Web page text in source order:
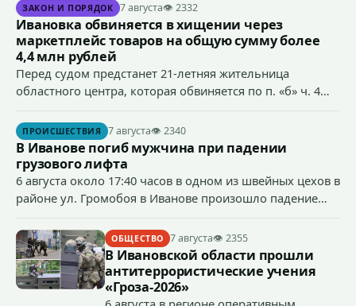
ЗАКОН И ПОРЯДОК 7 августа👁 2332
Ивановка обвиняется в хищении через
маркетплейс товаров на общую сумму более
4,4 млн рублей
Перед судом предстанет 21-летняя жительница
областного центра, которая обвиняется по п. «б» ч. 4
сумму более 4,4 млн рублей через маркетплейс.
ПРОИСШЕСТВИЯ 7 августа👁 2340
В Иванове погиб мужчина при падении
грузового лифта
6 августа около 17:40 часов в одном из швейных цехов в
районе ул. Громобоя в Иванове произошло падение
ОБЩЕСТВО 7 августа👁 2355
В Ивановской области прошли
антитеррористические учения
«Гроза-2026»